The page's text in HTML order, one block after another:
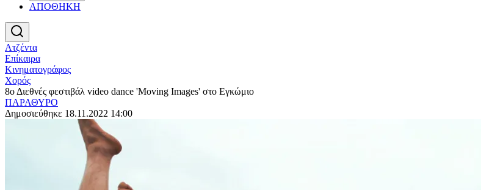
ΑΠΟΘΗΚΗ
Ατζέντα
Επίκαιρα
Κινηματογράφος
Χορός
8ο Διεθνές φεστιβάλ video dance 'Moving Images' στο Εγκώμιο
ΠΑΡΑΘΥΡΟ
Δημοσιεύθηκε 18.11.2022 14:00